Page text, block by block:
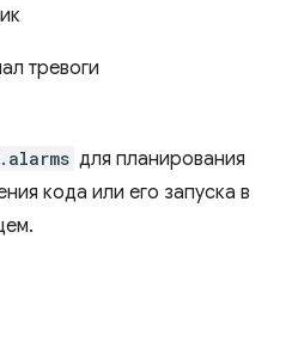
тревоги
для планирования
кода или его запуска в